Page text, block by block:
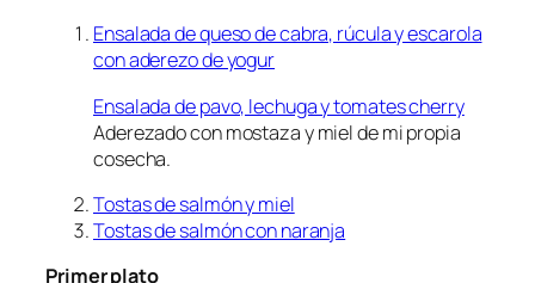
Ensalada de queso de cabra, rúcula y escarola
con aderezo de yogur
Ensalada de pavo, lechuga y tomates cherry
Aderezado con mostaza y miel de mi propia
cosecha.
Tostas de salmón y miel
Tostas de salmón con naranja
Primer plato